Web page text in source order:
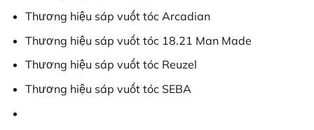
Thương hiệu sáp vuốt tóc Arcadian
Thương hiệu sáp vuốt tóc 18.21 Man Made
Thương hiệu sáp vuốt tóc Reuzel
Thương hiệu sáp vuốt tóc SEBA